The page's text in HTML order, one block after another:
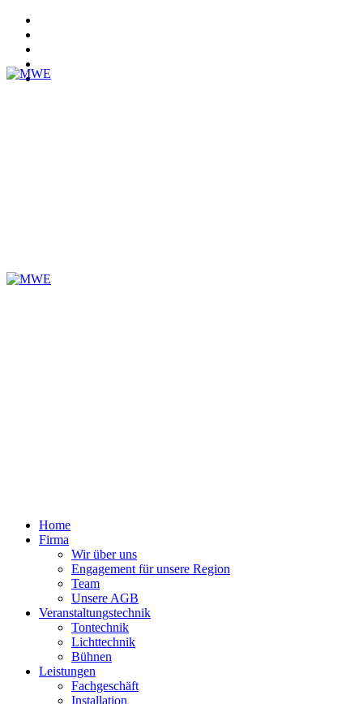
Home
Firma
Wir über uns
Engagement für unsere Region
Team
Unsere AGB
Veranstaltungstechnik
Tontechnik
Lichttechnik
Bühnen
Leistungen
Fachgeschäft
Installation